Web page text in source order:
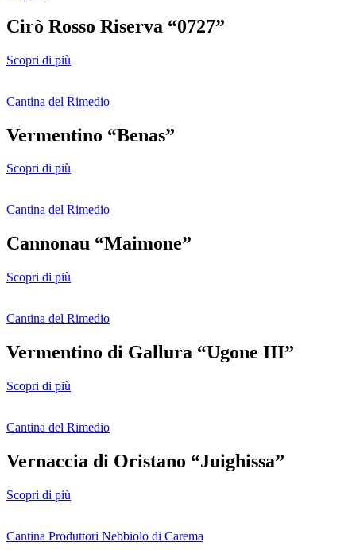
Cirò Rosso Riserva “0727”
Scopri di più
Cantina del Rimedio
Vermentino “Benas”
Scopri di più
Cantina del Rimedio
Cannonau “Maimone”
Scopri di più
Cantina del Rimedio
Vermentino di Gallura “Ugone III”
Scopri di più
Cantina del Rimedio
Vernaccia di Oristano “Juighissa”
Scopri di più
Cantina Produttori Nebbiolo di Carema